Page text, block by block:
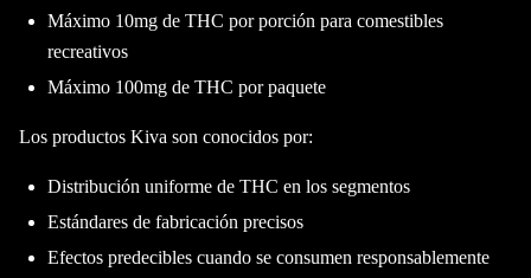
Máximo 10mg de THC por porción para comestibles
recreativos
Máximo 100mg de THC por paquete
Los productos Kiva son conocidos por:
Distribución uniforme de THC en los segmentos
Estándares de fabricación precisos
Efectos predecibles cuando se consumen responsablemente